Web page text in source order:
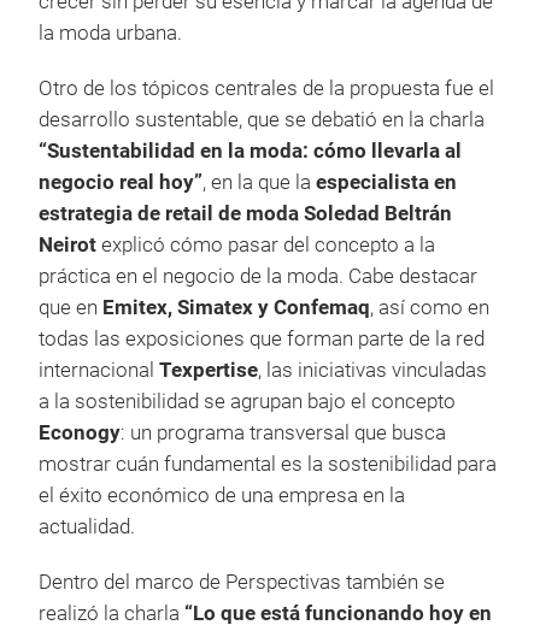
la moda urbana.
Otro de los tópicos centrales de la propuesta fue el
desarrollo sustentable, que se debatió en la charla
“Sustentabilidad en la moda: cómo llevarla al
negocio real hoy”, en la que la especialista en
estrategia de retail de moda Soledad Beltrán
Neirot explicó cómo pasar del concepto a la
práctica en el negocio de la moda. Cabe destacar
que en Emitex, Simatex y Confemaq, así como en
todas las exposiciones que forman parte de la red
internacional Texpertise, las iniciativas vinculadas
a la sostenibilidad se agrupan bajo el concepto
Econogy: un programa transversal que busca
mostrar cuán fundamental es la sostenibilidad para
el éxito económico de una empresa en la
actualidad.
Dentro del marco de Perspectivas también se
realizó la charla “Lo que está funcionando hoy en